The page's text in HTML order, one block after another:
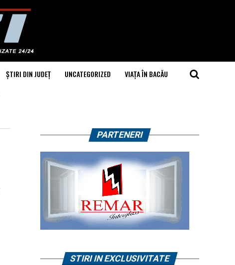
ȘTIRI DIN JUDEȚ UNCATEGORIZED VIAȚA ÎN BACĂU
PARTENERI
STIRI IN EXCLUSIVITATE